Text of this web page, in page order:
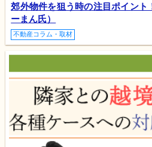
郊外物件を狙う時の注目ポイント
ーまん氏）
不動産コラム・取材